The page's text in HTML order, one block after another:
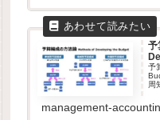
予
予
周
management-